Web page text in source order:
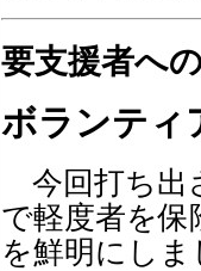
要支援者へ
ボランティ
今回打ち出
で軽度者を保
を鮮明にしま